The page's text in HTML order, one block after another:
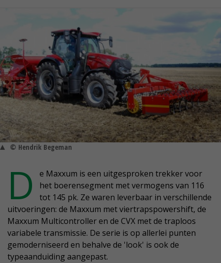
© Hendrik Begeman
D
e Maxxum is een uitgesproken trekker voor
het boerensegment met vermogens van 116
tot 145 pk. Ze waren leverbaar in verschillende
uitvoeringen: de Maxxum met viertrapspowershift, de
Maxxum Multicontroller en de CVX met de traploos
variabele transmissie. De serie is op allerlei punten
gemoderniseerd en behalve de 'look' is ook de
typeaanduiding aangepast.